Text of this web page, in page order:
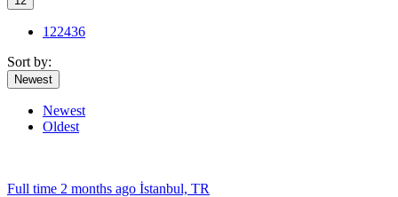
122436
Sort by:
Newest
Newest
Oldest
Full time 2 months ago İstanbul, TR